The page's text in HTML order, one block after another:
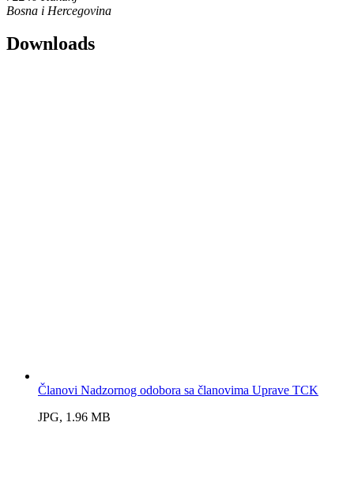
Bosna i Hercegovina
Downloads
Članovi Nadzornog odobora sa članovima Uprave TCK
JPG, 1.96 MB